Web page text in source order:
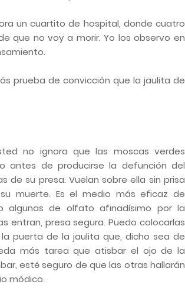
un cuartito de hospital, donde cuatro
que no voy a morir. Yo los observo en
prueba de convicción que la jaulita de
no ignora que las moscas verdes
antes de producirse la defunción del
de su presa. Vuelan sobre ella sin prisa
muerte. Es el medio más eficaz de
algunas de olfato afinadísimo por la
entran, presa segura. Puedo colocarlas
puerta de la jaulita que, dicho sea de
más tarea que atisbar el ojo de la
esté seguro de que las otras hallarán
módico.